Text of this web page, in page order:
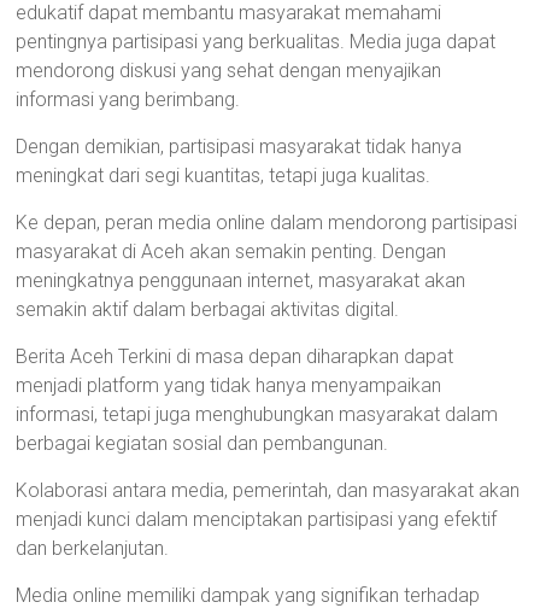
edukatif dapat membantu masyarakat memahami
pentingnya partisipasi yang berkualitas. Media juga dapat
mendorong diskusi yang sehat dengan menyajikan
informasi yang berimbang.
Dengan demikian, partisipasi masyarakat tidak hanya
meningkat dari segi kuantitas, tetapi juga kualitas.
Ke depan, peran media online dalam mendorong partisipasi
masyarakat di Aceh akan semakin penting. Dengan
meningkatnya penggunaan internet, masyarakat akan
semakin aktif dalam berbagai aktivitas digital.
Berita Aceh Terkini di masa depan diharapkan dapat
menjadi platform yang tidak hanya menyampaikan
informasi, tetapi juga menghubungkan masyarakat dalam
berbagai kegiatan sosial dan pembangunan.
Kolaborasi antara media, pemerintah, dan masyarakat akan
menjadi kunci dalam menciptakan partisipasi yang efektif
dan berkelanjutan.
Media online memiliki dampak yang signifikan terhadap